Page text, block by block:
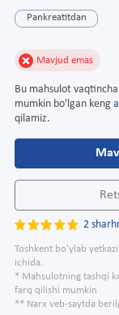
Pankreatitdan
Mavjud emas
Bu mahsulot
mumkin bo'lgan keng
qilamiz.
2
Toshkent bo'ylab
ichida.
* Mahsulotning tashqi
farq qilishi mumkin
** Narx veb-saytda